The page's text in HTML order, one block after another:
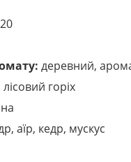
деревний,
лісовий горіх
аїр, кедр, мускус